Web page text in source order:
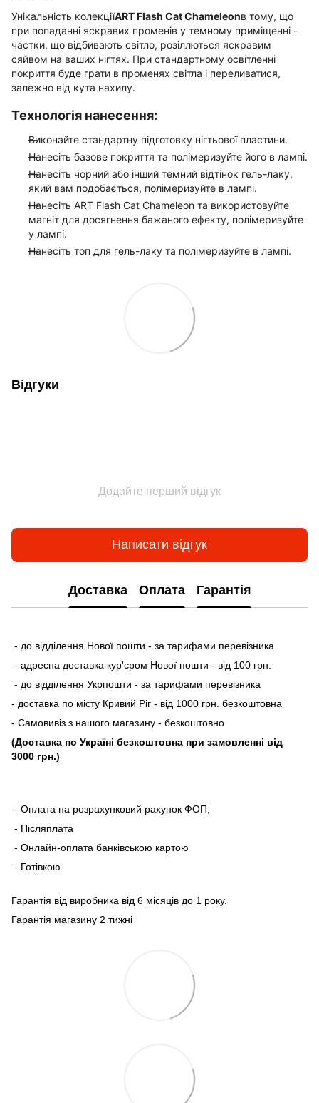
Унікальність колекціїART Flash Cat Chameleonв тому, що
при попаданні яскравих променів у темному приміщенні -
частки, що відбивають світло, розіллються яскравим
сяйвом на ваших нігтях. При стандартному освітленні
покриття буде грати в променях світла і переливатися,
залежно від кута нахилу.
Технологія нанесення:
Виконайте стандартну підготовку нігтьової пластини.
Нанесіть базове покриття та полімеризуйте його в лампі.
Нанесіть чорний або інший темний відтінок гель-лаку,
який вам подобається, полімеризуйте в лампі.
Нанесіть ART Flash Cat Chameleon та використовуйте
магніт для досягнення бажаного ефекту, полімеризуйте
у лампі.
Нанесіть топ для гель-лаку та полімеризуйте в лампі.
Відгуки
Додайте перший відгук
Написати відгук
Доставка Оплата Гарантія
- до відділення Нової пошти - за тарифами перевізника
- адресна доставка кур'єром Нової пошти - від 100 грн.
- до відділення Укрпошти - за тарифами перевізника
- доставка по місту Кривий Ріг - від 1000 грн. безкоштовна
- Самовивіз з нашого магазину - безкоштовно
(Доставка по Україні безкоштовна при замовленні від
3000 грн.)
- Оплата на розрахунковий рахунок ФОП;
- Післяплата
- Онлайн-оплата банківською картою
- Готівкою
Гарантія від виробника від 6 місяців до 1 року.
Гарантія магазину 2 тижні